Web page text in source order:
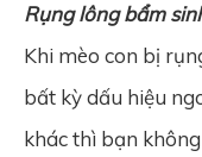
Rụng lông bẩm
Khi mèo con bị
bất kỳ dấu hiệu
khác thì bạn